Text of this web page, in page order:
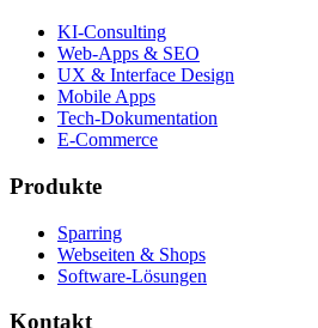
KI-Consulting
Web-Apps & SEO
UX & Interface Design
Mobile Apps
Tech-Dokumentation
E-Commerce
Produkte
Sparring
Webseiten & Shops
Software-Lösungen
Kontakt